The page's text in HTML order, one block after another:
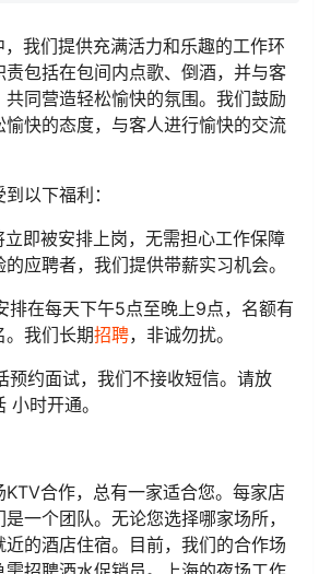
，我们提供充满活力和乐趣的工作环
包括在包间内点歌、倒酒，并与客
同营造轻松愉快的氛围。我们鼓励
快的态度，与客人进行愉快的交流
以下福利：
立即被安排上岗，无需担心工作保障
应聘者，我们提供带薪实习机会。
排在每天下午5点至晚上9点，名额有
。我们长期招聘，非诚勿扰。
预约面试，我们不接收短信。请放
时开通。
合作，总有一家适合您。每家店
一个团队。无论您选择哪家场所，
的酒店住宿。目前，我们的合作场